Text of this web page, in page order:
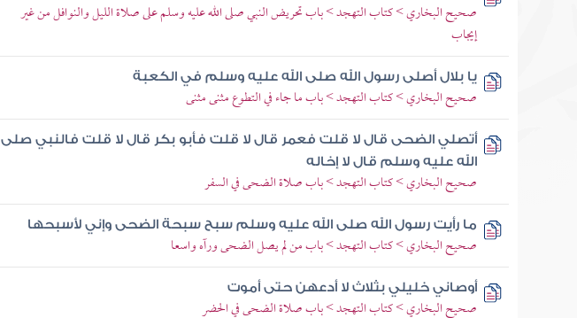
صحيح البخاري > كتاب التهجد > باب تحريض النبي صلى الله عليه وسلم على صلاة الليل والنوافل من غير
إيجاب
يا بلال أصلى رسول الله صلى الله عليه وسلم في الكعبة
صحيح البخاري > كتاب التهجد > باب ما جاء في التطوع مثنى مثنى
أتصلي الضحى قال لا قلت فعمر قال لا قلت فأبو بكر قال لا قلت فالنبي صلى
الله عليه وسلم قال لا إخاله
صحيح البخاري > كتاب التهجد > باب صلاة الضحى في السفر
ما رأيت رسول الله صلى الله عليه وسلم سبح سبحة الضحى وإني لأسبحها
صحيح البخاري > كتاب التهجد > باب من لم يصل الضحى ورآه واسعا
أوصاني خليلي بثلاث لا أدعهن حتى أموت
صحيح البخاري > كتاب التهجد > باب صلاة الضحى في الحضر